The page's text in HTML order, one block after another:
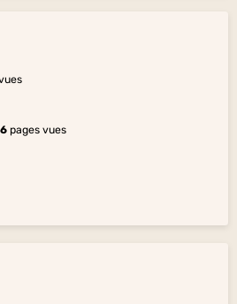
pages vues